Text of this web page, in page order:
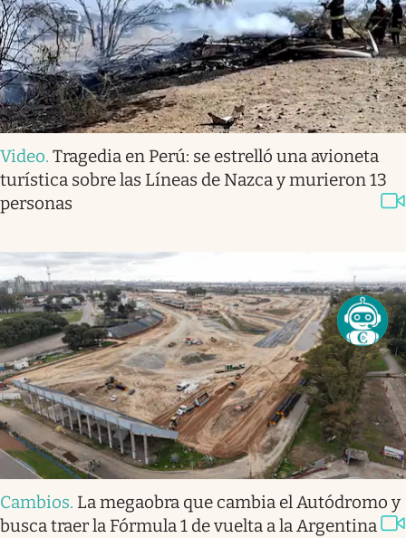
Video. Tragedia en Perú: se estrelló una avioneta
turística sobre las Líneas de Nazca y murieron 13
personas
Cambios. La megaobra que cambia el Autódromo y
busca traer la Fórmula 1 de vuelta a la Argentina